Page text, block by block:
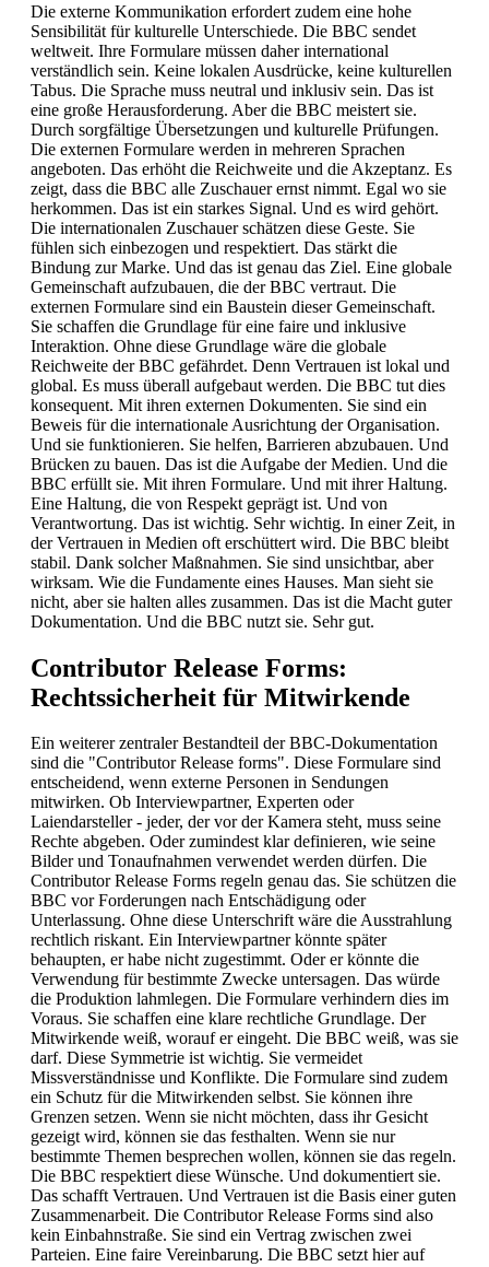
Die externe Kommunikation erfordert zudem eine hohe
Sensibilität für kulturelle Unterschiede. Die BBC sendet
weltweit. Ihre Formulare müssen daher international
verständlich sein. Keine lokalen Ausdrücke, keine kulturellen
Tabus. Die Sprache muss neutral und inklusiv sein. Das ist
eine große Herausforderung. Aber die BBC meistert sie.
Durch sorgfältige Übersetzungen und kulturelle Prüfungen.
Die externen Formulare werden in mehreren Sprachen
angeboten. Das erhöht die Reichweite und die Akzeptanz. Es
zeigt, dass die BBC alle Zuschauer ernst nimmt. Egal wo sie
herkommen. Das ist ein starkes Signal. Und es wird gehört.
Die internationalen Zuschauer schätzen diese Geste. Sie
fühlen sich einbezogen und respektiert. Das stärkt die
Bindung zur Marke. Und das ist genau das Ziel. Eine globale
Gemeinschaft aufzubauen, die der BBC vertraut. Die
externen Formulare sind ein Baustein dieser Gemeinschaft.
Sie schaffen die Grundlage für eine faire und inklusive
Interaktion. Ohne diese Grundlage wäre die globale
Reichweite der BBC gefährdet. Denn Vertrauen ist lokal und
global. Es muss überall aufgebaut werden. Die BBC tut dies
konsequent. Mit ihren externen Dokumenten. Sie sind ein
Beweis für die internationale Ausrichtung der Organisation.
Und sie funktionieren. Sie helfen, Barrieren abzubauen. Und
Brücken zu bauen. Das ist die Aufgabe der Medien. Und die
BBC erfüllt sie. Mit ihren Formulare. Und mit ihrer Haltung.
Eine Haltung, die von Respekt geprägt ist. Und von
Verantwortung. Das ist wichtig. Sehr wichtig. In einer Zeit, in
der Vertrauen in Medien oft erschüttert wird. Die BBC bleibt
stabil. Dank solcher Maßnahmen. Sie sind unsichtbar, aber
wirksam. Wie die Fundamente eines Hauses. Man sieht sie
nicht, aber sie halten alles zusammen. Das ist die Macht guter
Dokumentation. Und die BBC nutzt sie. Sehr gut.
Contributor Release Forms:
Rechtssicherheit für Mitwirkende
Ein weiterer zentraler Bestandteil der BBC-Dokumentation
sind die "Contributor Release forms". Diese Formulare sind
entscheidend, wenn externe Personen in Sendungen
mitwirken. Ob Interviewpartner, Experten oder
Laiendarsteller - jeder, der vor der Kamera steht, muss seine
Rechte abgeben. Oder zumindest klar definieren, wie seine
Bilder und Tonaufnahmen verwendet werden dürfen. Die
Contributor Release Forms regeln genau das. Sie schützen die
BBC vor Forderungen nach Entschädigung oder
Unterlassung. Ohne diese Unterschrift wäre die Ausstrahlung
rechtlich riskant. Ein Interviewpartner könnte später
behaupten, er habe nicht zugestimmt. Oder er könnte die
Verwendung für bestimmte Zwecke untersagen. Das würde
die Produktion lahmlegen. Die Formulare verhindern dies im
Voraus. Sie schaffen eine klare rechtliche Grundlage. Der
Mitwirkende weiß, worauf er eingeht. Die BBC weiß, was sie
darf. Diese Symmetrie ist wichtig. Sie vermeidet
Missverständnisse und Konflikte. Die Formulare sind zudem
ein Schutz für die Mitwirkenden selbst. Sie können ihre
Grenzen setzen. Wenn sie nicht möchten, dass ihr Gesicht
gezeigt wird, können sie das festhalten. Wenn sie nur
bestimmte Themen besprechen wollen, können sie das regeln.
Die BBC respektiert diese Wünsche. Und dokumentiert sie.
Das schafft Vertrauen. Und Vertrauen ist die Basis einer guten
Zusammenarbeit. Die Contributor Release Forms sind also
kein Einbahnstraße. Sie sind ein Vertrag zwischen zwei
Parteien. Eine faire Vereinbarung. Die BBC setzt hier auf